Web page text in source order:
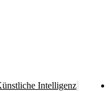
Intelligenz